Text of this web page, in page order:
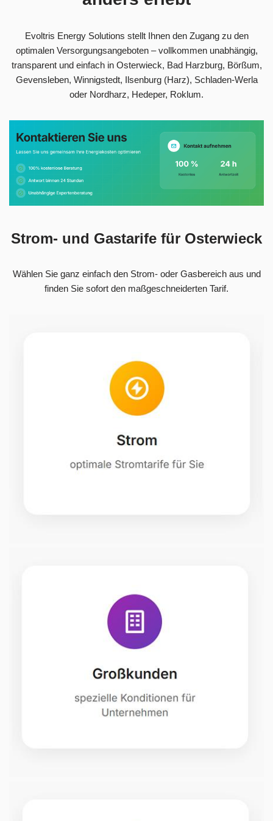
Evoltris Energy Solutions stellt Ihnen den Zugang zu den
optimalen Versorgungsangeboten – vollkommen unabhängig,
transparent und einfach in Osterwieck, Bad Harzburg, Börßum,
Gevensleben, Winnigstedt, Ilsenburg (Harz), Schladen-Werla
oder Nordharz, Hedeper, Roklum.
Strom- und Gastarife für Osterwieck
Wählen Sie ganz einfach den Strom- oder Gasbereich aus und
finden Sie sofort den maßgeschneiderten Tarif.